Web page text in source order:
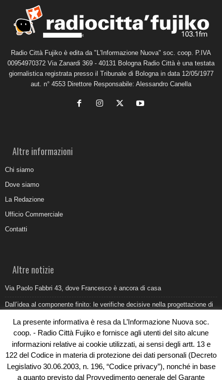
Radio Città Fujiko è edita da "L'Informazione Nuova" soc. coop. P.IVA
00954970372 Via Zanardi 369 - 40131 Bologna Radio Città è una testata
giornalistica registrata presso il Tribunale di Bologna in data 12/05/1977
aut. n° 4553 Direttore Responsabile: Alessandro Canella
Altre informazioni
Chi siamo
Dove siamo
La Redazione
Ufficio Commerciale
Contatti
Altre notizie
Via Paolo Fabbri 43, dove Francesco è ancora di casa
Dall’idea al componente finito: le verifiche decisive nella progettazione di
Belvedere Marittimo e il report ARPACAL 2026 sulla qualità del mare
Come organizzare e allestire una camera ardente per l’ultimo saluto
Umidità di risalita in casa, come riconoscere i segnali veri
La presente informativa è resa da L’Informazione Nuova soc.
coop. - Radio Città Fujiko e fornisce agli utenti del sito alcune
informazioni relative ai cookie utilizzati, ai sensi degli artt. 13 e
122 del Codice in materia di protezione dei dati personali (Decreto
Legislativo 30.06.2003, n. 196, “Codice privacy”), nonché in base
a quanto previsto dal Provvedimento generale del Garante